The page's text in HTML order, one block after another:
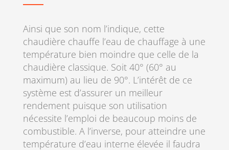
Ainsi que son nom l’indique, cette
chaudière chauffe l’eau de chauffage à une
température bien moindre que celle de la
chaudière classique. Soit 40° (60° au
maximum) au lieu de 90°. L’intérêt de ce
système est d’assurer un meilleur
rendement puisque son utilisation
nécessite l’emploi de beaucoup moins de
combustible. A l’inverse, pour atteindre une
température d’eau interne élevée il faudra